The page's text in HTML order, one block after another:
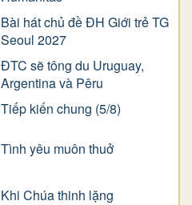
Bài hát chủ đề ĐH Giới trẻ TG
Seoul 2027
ĐTC sẽ tông du Uruguay,
Argentina và Pêru
Tiếp kiến chung (5/8)
Tình yêu muôn thuở
Khi Chúa thinh lặng